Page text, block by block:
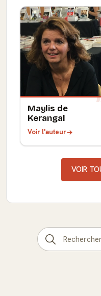
Maylis de
Kerangal
Voir l'auteur
VOIR